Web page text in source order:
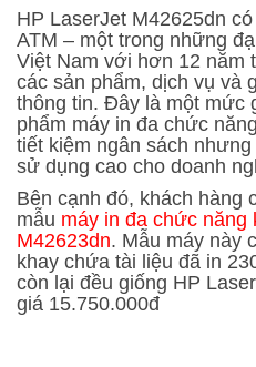
HP LaserJet M42625dn
ATM – một trong những
Việt Nam với hơn 12 năm
các sản phẩm, dịch vụ và
thông tin. Đây là một mức
phẩm máy in đa chức
tiết kiệm ngân sách
sử dụng cao cho doanh
Bên cạnh đó, khách hàng
mẫu máy in đa chức năng
M42623dn. Mẫu máy này
khay chứa tài liệu đã in
còn lại đều giống HP
giá 15.750.000đ